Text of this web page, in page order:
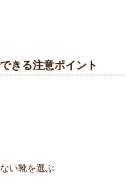
きる注意ポイント
い靴を選ぶ